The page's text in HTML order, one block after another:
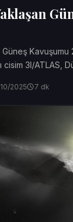
Güneş Kavuşumu
cisim 3I/ATLAS,
2025 7 dk